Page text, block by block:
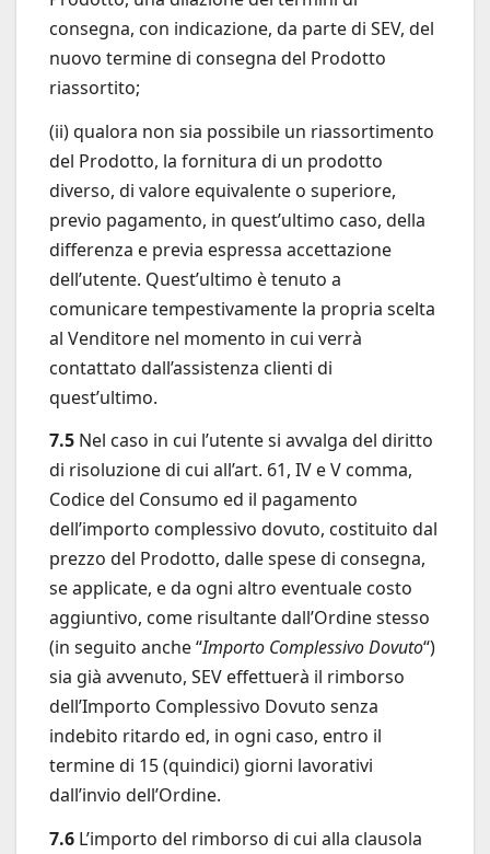
consegna, con indicazione, da parte di SEV, del
nuovo termine di consegna del Prodotto
riassortito;
(ii) qualora non sia possibile un riassortimento
del Prodotto, la fornitura di un prodotto
diverso, di valore equivalente o superiore,
previo pagamento, in quest’ultimo caso, della
differenza e previa espressa accettazione
dell’utente. Quest’ultimo è tenuto a
comunicare tempestivamente la propria scelta
al Venditore nel momento in cui verrà
contattato dall’assistenza clienti di
quest’ultimo.
7.5 Nel caso in cui l’utente si avvalga del diritto
di risoluzione di cui all’art. 61, IV e V comma,
Codice del Consumo ed il pagamento
dell’importo complessivo dovuto, costituito dal
prezzo del Prodotto, dalle spese di consegna,
se applicate, e da ogni altro eventuale costo
aggiuntivo, come risultante dall’Ordine stesso
(in seguito anche “Importo Complessivo Dovuto“)
sia già avvenuto, SEV effettuerà il rimborso
dell’Importo Complessivo Dovuto senza
indebito ritardo ed, in ogni caso, entro il
termine di 15 (quindici) giorni lavorativi
dall’invio dell’Ordine.
7.6 L’importo del rimborso di cui alla clausola